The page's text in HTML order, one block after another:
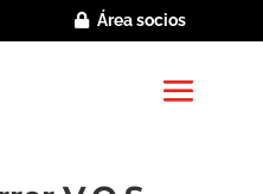
Área socios